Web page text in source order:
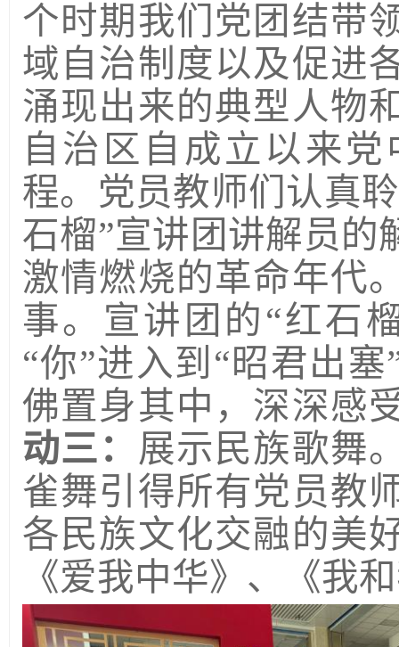
个时期 我们党团结带
域自治制度以及促进
涌现出来的典型人物
自治区自成立以来
程。 党员教师们 认真
石榴”宣讲团 讲解员的
激情燃烧的革命年代
事。宣讲团的“红石
“你”进入到“昭君出
佛置身其中，深深感
动三： 展示民族歌舞
雀舞引得所有党员教
各民族文化交融的美
《爱我中华》、《我